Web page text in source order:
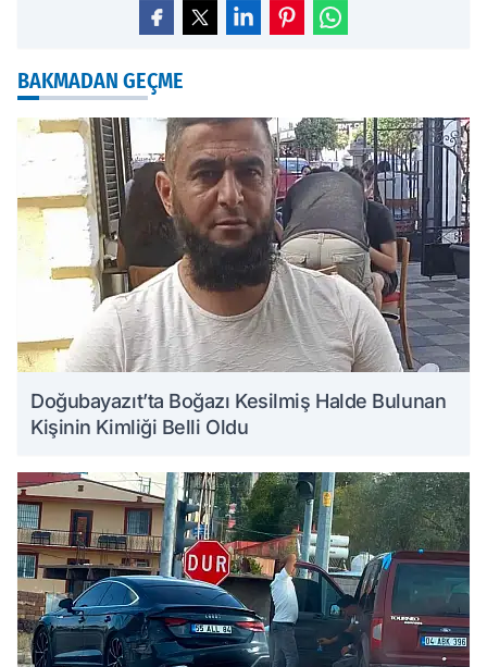
BAKMADAN GEÇME
Doğubayazıt’ta Boğazı Kesilmiş Halde Bulunan
Kişinin Kimliği Belli Oldu